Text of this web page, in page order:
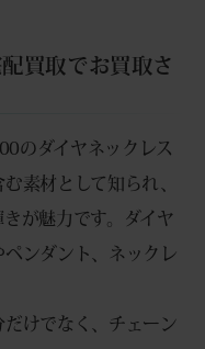
買取でお買取さ
のダイヤネックレス
素材として知られ、
が魅力です。ダイヤ
ンダント、ネックレ
けでなく、チェーン